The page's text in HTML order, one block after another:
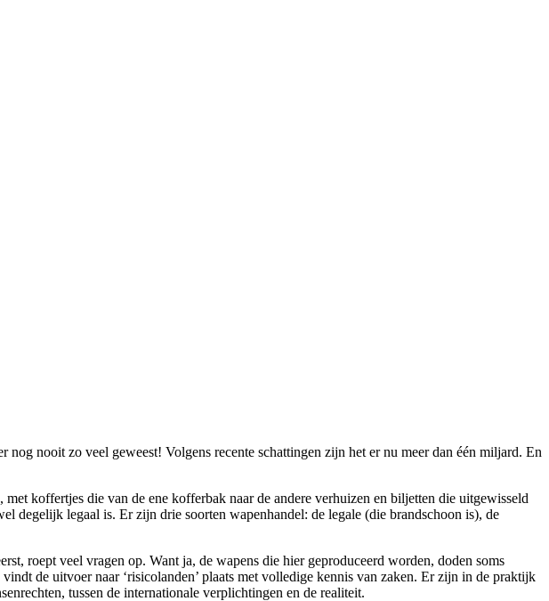
nooit zo veel geweest! Volgens recente schattingen zijn het er nu meer dan één miljard. En
koffertjes die van de ene kofferbak naar de andere verhuizen en biljetten die uitgewisseld
degelijk legaal is. Er zijn drie soorten wapenhandel: de legale (die brandschoon is), de
roept veel vragen op. Want ja, de wapens die hier geproduceerd worden, doden soms
de uitvoer naar ‘risicolanden’ plaats met volledige kennis van zaken. Er zijn in de praktijk
tussen de internationale verplichtingen en de realiteit.